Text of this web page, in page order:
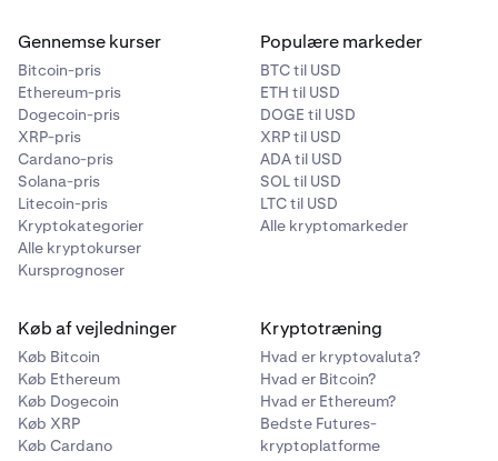
Gennemse kurser
Bitcoin-pris
Ethereum-pris
Dogecoin-pris
XRP-pris
Cardano-pris
Solana-pris
Litecoin-pris
Kryptokategorier
Alle kryptokurser
Kursprognoser
Populære markeder
BTC til USD
ETH til USD
DOGE til USD
XRP til USD
ADA til USD
SOL til USD
LTC til USD
Alle kryptomarkeder
Køb af vejledninger
Køb Bitcoin
Køb Ethereum
Køb Dogecoin
Køb XRP
Køb Cardano
Kryptotræning
Hvad er kryptovaluta?
Hvad er Bitcoin?
Hvad er Ethereum?
Bedste Futures-
kryptoplatforme